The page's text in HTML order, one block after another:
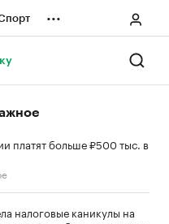
...
платят больше ₽500 тыс. в
налоговые каникулы на